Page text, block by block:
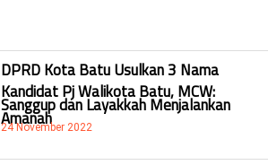
DPRD Kota Batu Usulkan 3 Nama
Kandidat Pj Walikota Batu, MCW:
Sanggup dan Layakkah Menjalankan
Amanah
24 November 2022